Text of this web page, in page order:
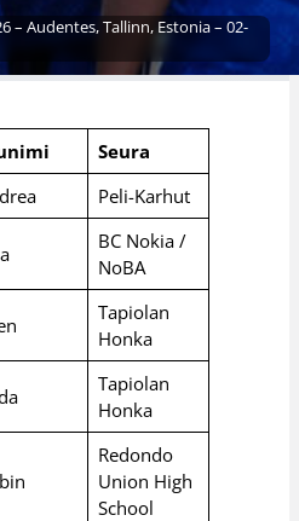
– Audentes, Tallinn, Estonia – 02-
Seura
Peli-Karhut
BC Nokia /
NoBA
Tapiolan
Honka
Tapiolan
Honka
Redondo
Union High
School